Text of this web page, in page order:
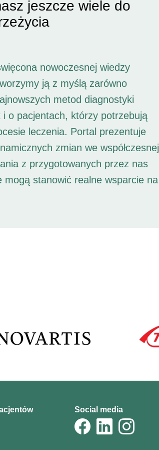
jeszcze wiele do
nowoczesnej wiedzy
ją z myślą zarówno
metod diagnostyki
o pacjentach, którzy potrzebują
leczenia. Portal prezentuje
zmian we współczesnej
z przygotowanych przez nas
mogą stanowić realne wsparcie na
Social media